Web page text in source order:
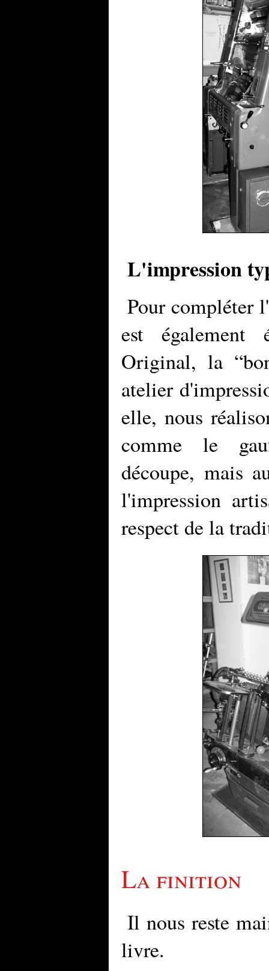
L'impression
Pour compléter
est également
Original, la
atelier
elle, nous
comme le
découpe, mais
l'impression
respect de la
La finition
Il nous reste
livre.